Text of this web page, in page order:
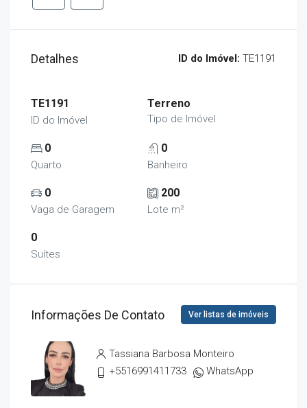
Detalhes ID do Imóvel: TE1191
TE1191
ID do Imóvel
Terreno
Tipo de Imóvel
0
Quarto
0
Banheiro
0
Vaga de Garagem
200
Lote m²
0
Suítes
Informações De Contato Ver listas de imóveis
Tassiana Barbosa Monteiro
+5516991411733
WhatsApp